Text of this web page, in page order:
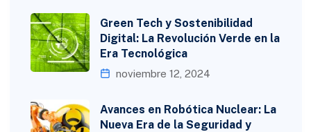
Green Tech y Sostenibilidad
Digital: La Revolución Verde en la
Era Tecnológica
noviembre 12, 2024
Avances en Robótica Nuclear: La
Nueva Era de la Seguridad y